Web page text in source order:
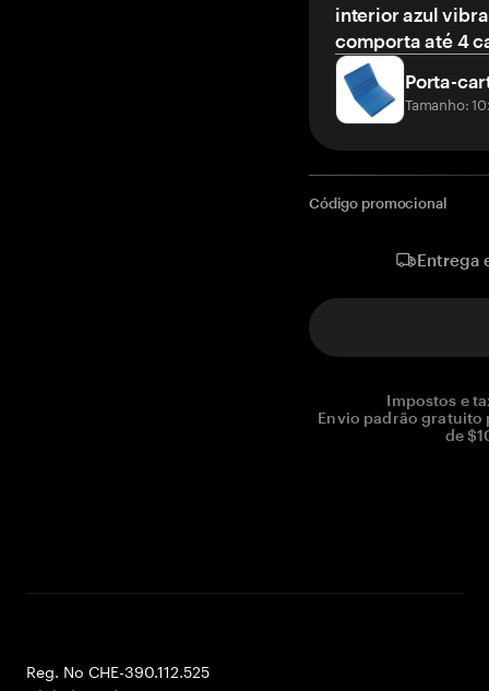
interior azul
comporta até 4
Porta-
Tamanho:
Código promocional
Entrega
Impostos e
Envio padrão gratuito
de
Reg. No CHE-390.112.525